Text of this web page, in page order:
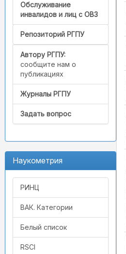
Обслуживание
инвалидов и лиц с ОВЗ
Репозиторий РГПУ
Автору РГПУ:
сообщите нам о
публикациях
Журналы РГПУ
Задать вопрос
Наукометрия
РИНЦ
ВАК. Категории
Белый список
RSCI